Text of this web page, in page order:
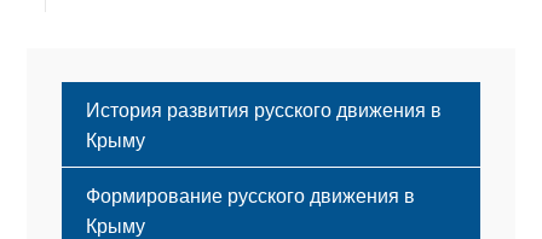
История развития русского движения в
Крыму
Формирование русского движения в
Крыму